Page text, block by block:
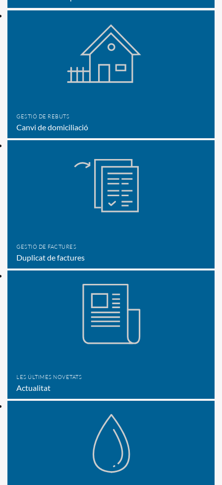
GESTIÓ DE REBUTS
Canvi de domiciliació
GESTIÓ DE FACTURES
Duplicat de factures
LES ÚLTIMES NOVETATS
Actualitat